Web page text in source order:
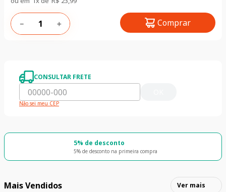
＋
－ Comprar
CONSULTAR FRETE
Não sei meu CEP
5% de desconto
5% de desconto na primeira compra
Mais Vendidos Ver mais